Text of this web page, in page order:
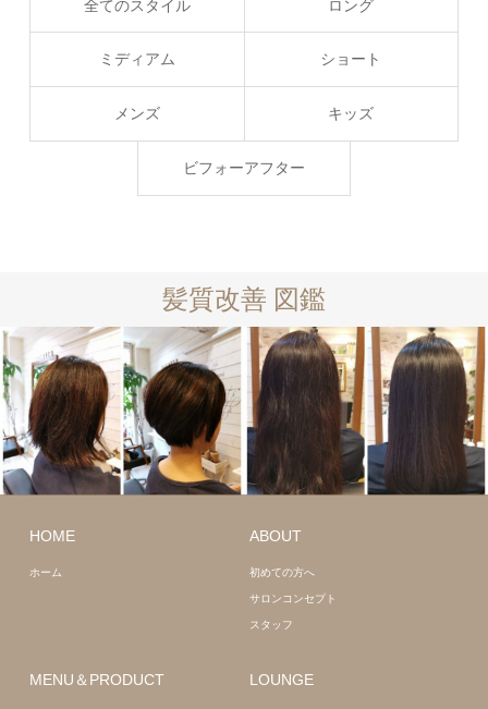
全てのスタイル ロング
ミディアム ショート
メンズ キッズ
ビフォーアフター
髪質改善 図鑑
HOME
ホーム
ABOUT
初めての方へ
サロンコンセプト
スタッフ
MENU＆PRODUCT LOUNGE